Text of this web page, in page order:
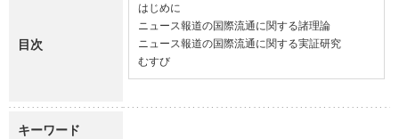
目次
はじめに
ニュース報道の国際流通に関する諸理論
ニュース報道の国際流通に関する実証研究
むすび
キーワード